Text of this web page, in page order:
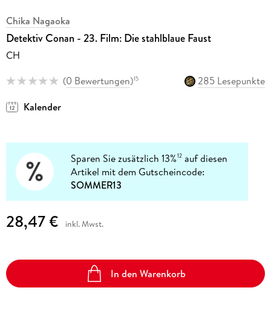
Chika Nagaoka
Detektiv Conan - 23. Film: Die stahlblaue Faust
CH
(0 Bewertungen)15
285 Lesepunkte
Kalender
Sparen Sie zusätzlich 13%12 auf diesen
Artikel mit dem Gutscheincode:
SOMMER13
28,47 € inkl. Mwst.
In den Warenkorb